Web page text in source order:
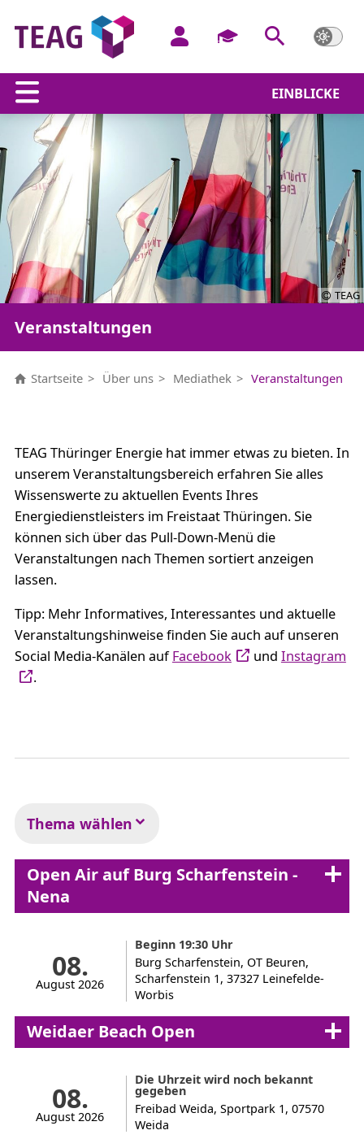
EINBLICKE
TEAG
Veranstaltungen
Startseite Über uns Mediathek Veranstaltungen
TEAG Thüringer Energie hat immer etwas zu bieten. In
unserem Veranstaltungsbereich erfahren Sie alles
Wissenswerte zu aktuellen Events Ihres
Energiedienstleisters im Freistaat Thüringen. Sie
können sich über das Pull-Down-Menü die
Veranstaltungen nach Themen sortiert anzeigen
lassen.
Tipp: Mehr Informatives, Interessantes und aktuelle
Veranstaltungshinweise finden Sie auch auf unseren
Social Media-Kanälen aufFacebook und Instagram
.
Thema wählen
Open Air auf Burg Scharfenstein -
Nena
08.
August 2026
Beginn 19:30 Uhr
Burg Scharfenstein, OT Beuren,
Scharfenstein 1, 37327 Leinefelde-
Worbis
Weidaer Beach Open
08.
August 2026
Die Uhrzeit wird noch bekannt
gegeben
Freibad Weida, Sportpark 1, 07570
Weida